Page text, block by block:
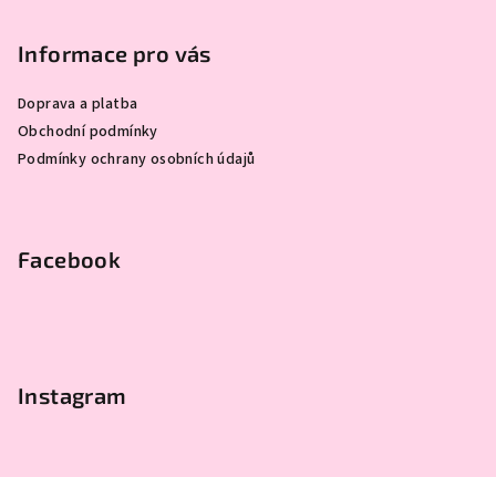
Informace pro vás
Doprava a platba
Obchodní podmínky
Podmínky ochrany osobních údajů
Facebook
Instagram